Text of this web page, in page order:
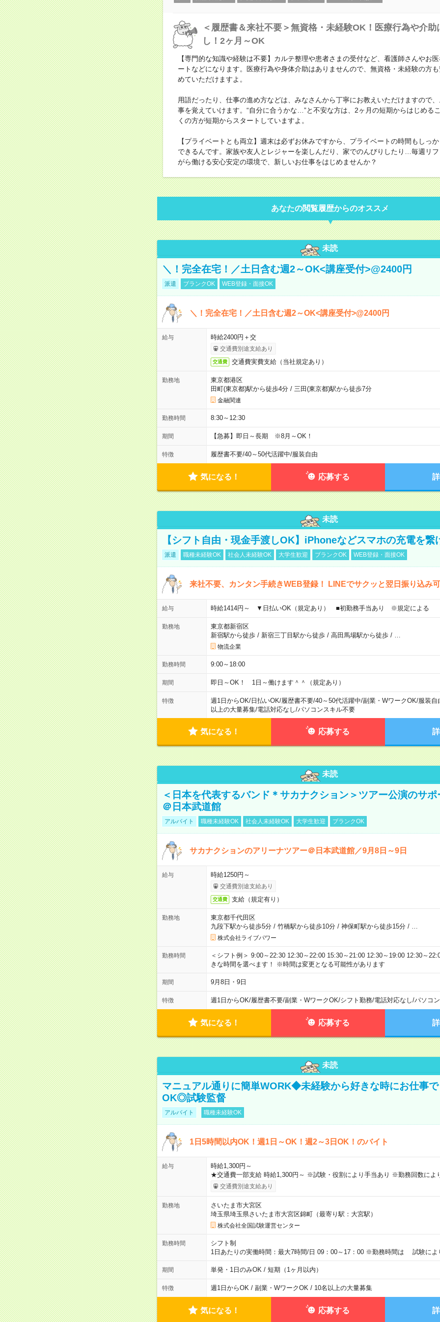
＜履歴書＆来社不要＞無資格・未経験OK！医療行為や介助
し！2ヶ月～OK
【専門的な知識や経験は不要】カルテ整理や患者さまの受付など、看護師さんやお
ートなどになります。医療行為や身体介助はありませんので、無資格・未経験の方
めていただけますよ。
用語だったり、仕事の進め方などは、みなさんから丁寧にお教えいただけますので
事を覚えていけます。“自分に合うかな…”と不安な方は、2ヶ月の短期からはじめる
くの方が短期からスタートしていますよ。
【プライベートとも両立】週末は必ずお休みですから、プライベートの時間もしっ
できるんです。家族や友人とレジャーを楽しんだり、家でのんびりしたり…毎週リ
がら働ける安心安定の環境で、新しいお仕事をはじめませんか？
あなたの閲覧履歴からのオススメ
未読
＼！完全在宅！／土日含む週2～OK<講座受付>@2400円
派遣 ブランクOK WEB登録・面接OK
＼！完全在宅！／土日含む週2～OK<講座受付>@2400円
給与 時給2400円＋交
交通費別途支給あり
交通費 交通費実費支給（当社規定あり）
勤務地
東京都港区
田町(東京都)駅から徒歩4分/ 三田(東京都)駅から徒歩7分
金融関連
勤務時間 8:30～12:30
期間 【急募】即日～長期 ※8月～OK！
特徴 履歴書不要/40～50代活躍中/服装自由
気になる！ 応募する
未読
【シフト自由・現金手渡しOK】iPhoneなどスマホの充電を繋
派遣 職種未経験OK 社会人未経験OK 大学生歓迎 ブランクOK WEB登録・面接OK
来社不要、カンタン手続きWEB登録！ LINEでサクッと翌日振り込み
給与 時給1414円～ ▼日払いOK（規定あり） ■初勤務手当あり ※規定による
勤務地
東京都新宿区
新宿駅から徒歩/ 新宿三丁目駅から徒歩/ 高田馬場駅から徒歩/
物流企業
勤務時間 9:00～18:00
期間 即日～OK！ 1日～働けます＾＾（規定あり）
特徴 週1日からOK/日払いOK/履歴書不要/40～50代活躍中/副業・WワークOK/服装自
以上の大量募集/電話対応なし/パソコンスキル不要
気になる！ 応募する
未読
＜日本を代表するバンド＊サカナクション＞ツアー公演のサ
＠日本武道館
アルバイト 職種未経験OK 社会人未経験OK 大学生歓迎 ブランクOK
サカナクションのアリーナツアー＠日本武道館／9月8日～9日
給与 時給1250円～
交通費別途支給あり
交通費 支給（規定有り）
勤務地
東京都千代田区
九段下駅から徒歩5分/ 竹橋駅から徒歩10分/ 神保町駅から徒歩15分/
株式会社ライブパワー
勤務時間
＜シフト例＞ 9:00～22:30 12:30～22:00 15:30～21:00 12:30～19:00 12:30～
きな時間を選べます！ ※時間は変更となる可能性があります
期間 9月8日・9日
特徴 週1日からOK/履歴書不要/副業・WワークOK/シフト勤務/電話対応なし/パソコ
気になる！ 応募する
未読
マニュアル通りに簡単WORK◆未経験から好きな時にお仕事
OK◎試験監督
アルバイト 職種未経験OK
1日5時間以内OK！週1日～OK！週2～3日OK！のバイト
給与
時給1,300円～
★交通費一部支給 時給1,300円～ ※試験・役割により手当あり ※勤務回数によ
交通費別途支給あり
勤務地
さいたま市大宮区
埼玉県埼玉県さいたま市大宮区錦町（最寄り駅：大宮駅）
株式会社全国試験運営センター
勤務時間
シフト制
1日あたりの実働時間：最大7時間/日 09：00～17：00 ※勤務時間は 試験によ
期間 単発・1日のみOK / 短期（1ヶ月以内）
特徴 週1日からOK / 副業・WワークOK / 10名以上の大量募集
気になる！ 応募する